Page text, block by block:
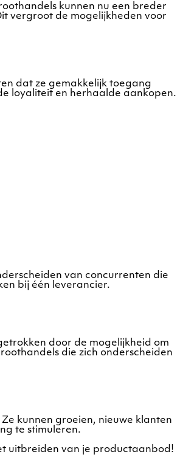
kunnen nu een breder
vergroot de mogelijkheden voor
dat ze gemakkelijk toegang
loyaliteit en herhaalde aankopen.
van concurrenten die
bij één leverancier.
door de mogelijkheid om
die zich onderscheiden
kunnen groeien, nieuwe klanten
te stimuleren.
uitbreiden van je productaanbod!